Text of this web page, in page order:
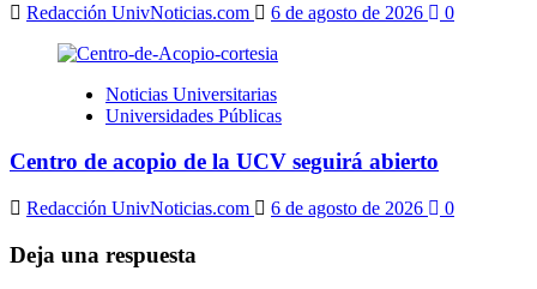
Redacción UnivNoticias.com 6 de agosto de 2026 0
Noticias Universitarias
Universidades Públicas
Centro de acopio de la UCV seguirá abierto
Redacción UnivNoticias.com 6 de agosto de 2026 0
Deja una respuesta